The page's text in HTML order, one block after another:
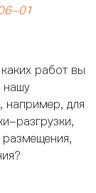
для
01
работ вы
нашу
например, для
разгрузки,
размещения,